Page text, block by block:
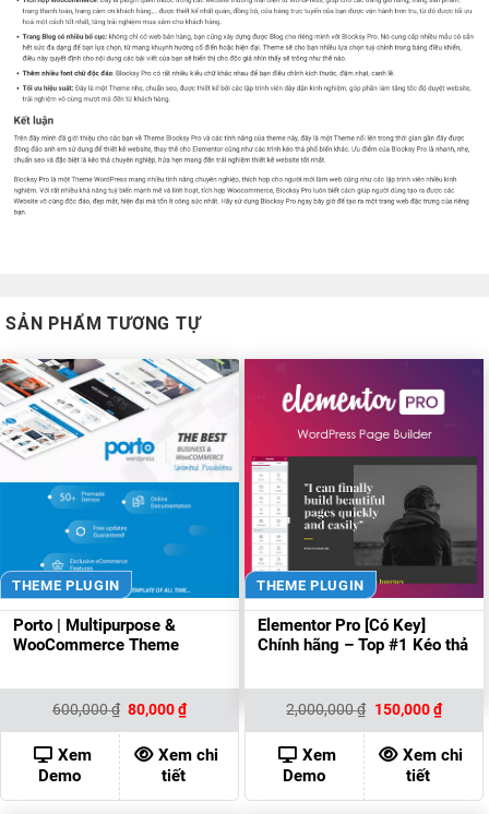
SẢN PHẨM TƯƠNG TỰ
THEME PLUGIN
Porto | Multipurpose &
WooCommerce Theme
600,000₫ Giá
gốc
là:
600,000 ₫.
80,000₫Giá
hiện
tại
là:
80,000 ₫.
Xem
Demo
Xem chi
tiết
THEME PLUGIN
Elementor Pro [Có Key]
Chính hãng – Top #1 Kéo thả
2,000,000₫ Giá
là:
2,000,000 ₫.
150,000₫Giá
hiện
tại
là:
Xem
Demo
Xem chi
tiết